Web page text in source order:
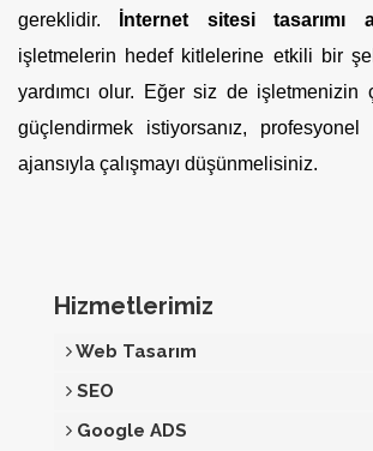
gereklidir.
İnternet sitesi tasarımı
işletmelerin hedef kitlelerine etkili bir
yardımcı olur. Eğer siz de işletmenizin
güçlendirmek istiyorsanız,
ajansıyla çalışmayı düşünmelisiniz.
Hizmetlerimiz
Web Tasarım
SEO
Google ADS